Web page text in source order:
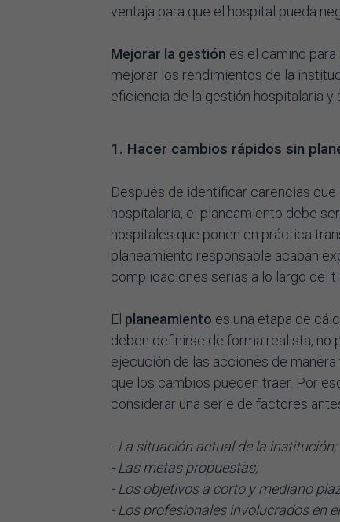
ventaja para que el hospital pueda
Mejorar la gestión es el camino
mejorar los rendimientos de la
eficiencia de la gestión hospitalaria y
1. Hacer cambios rápidos sin
Después de identificar carencias
hospitalaria, el planeamiento debe
hospitales que ponen en práctica
planeamiento responsable acaban
complicaciones serias a lo largo del
El planeamiento es una etapa de
deben definirse de forma realista, no
ejecución de las acciones de
que los cambios pueden traer. Por
considerar una serie de factores
- La situación actual de la institución;
- Las metas propuestas;
- Los objetivos a corto y mediano
- Los profesionales involucrados en